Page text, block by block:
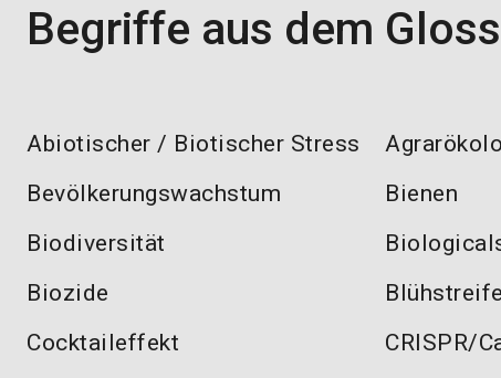
Begriffe aus dem
Abiotischer / Biotischer Stress
Bevölkerungswachstum
Bienen
Biodiversität
Biozide
Cocktaileffekt
CRISPR/